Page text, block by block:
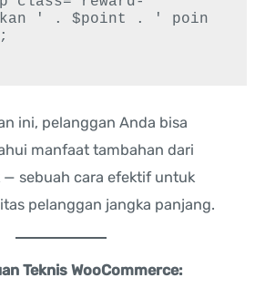
' . $point . ' poin
ini, pelanggan Anda bisa
manfaat tambahan dari
sebuah cara efektif untuk
pelanggan jangka panjang.
Teknis WooCommerce: